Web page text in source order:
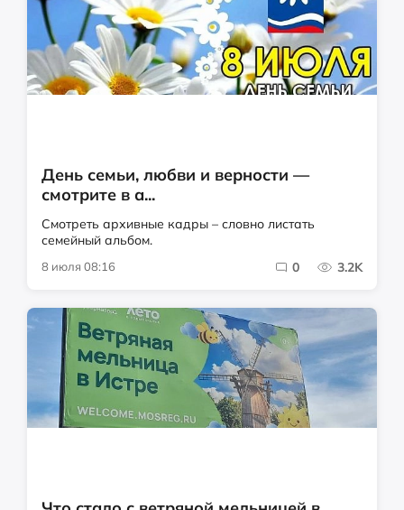
День семьи, любви и верности —
смотрите в а...
Смотреть архивные кадры – словно листать
семейный альбом.
8 июля 08:16 0 3.2K